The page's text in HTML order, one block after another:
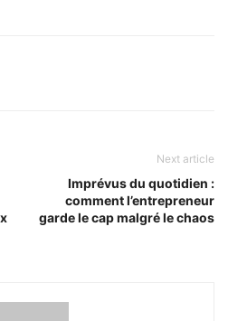
Next article
Imprévus du quotidien :
comment l’entrepreneur
garde le cap malgré le chaos